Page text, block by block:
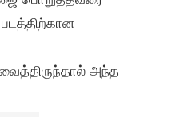
வைத்திருந்தால் அந்த